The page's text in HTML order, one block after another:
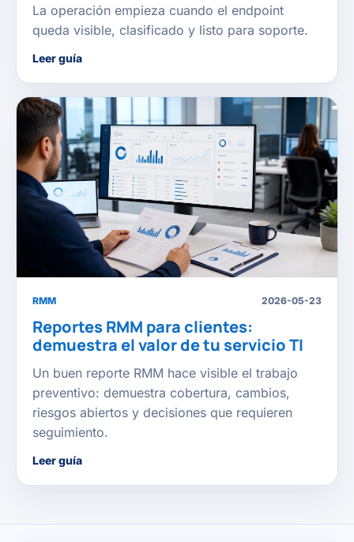
La operación empieza cuando el endpoint
queda visible, clasificado y listo para soporte.
Leer guía
RMM 2026-05-23
Reportes RMM para clientes:
demuestra el valor de tu servicio TI
Un buen reporte RMM hace visible el trabajo
preventivo: demuestra cobertura, cambios,
riesgos abiertos y decisiones que requieren
seguimiento.
Leer guía